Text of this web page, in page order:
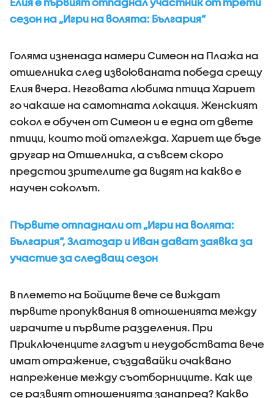
сезон на „Игри на волята: България“
Голяма изненада намери Симеон на Плажа на
отшелника след извоюваната победа срещу
Елия вчера. Неговата любима птица Хариет
го чакаше на самотната локация. Женският
сокол е обучен от Симеон и е една от двете
птици, които той отглежда. Хариет ще бъде
другар на Отшелника, а съвсем скоро
предстои зрителите да видят на какво е
научен соколът.
Първите отпаднали от „Игри на волята:
България“, Златозар и Иван дават заявка за
участие за следващ сезон
В племето на Бойците вече се виждат
първите пропуквания в отношенията между
играчите и първите разделения. При
Приключенците гладът и неудобствата вече
имат отражение, създавайки очаквано
напрежение между съотборниците. Как ще
се развият отношенията занапред? Какво